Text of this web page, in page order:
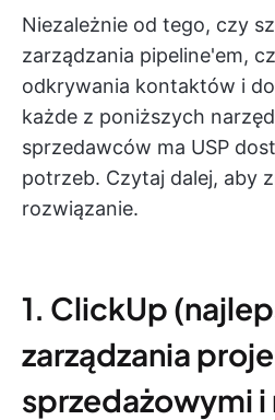
Niezależnie od tego, czy
zarządzania pipeline'em,
odkrywania kontaktów i
każde z poniższych
sprzedawców ma USP
potrzeb. Czytaj dalej, aby
rozwiązanie.
1. ClickUp
zarządzania
sprzedażowymi i